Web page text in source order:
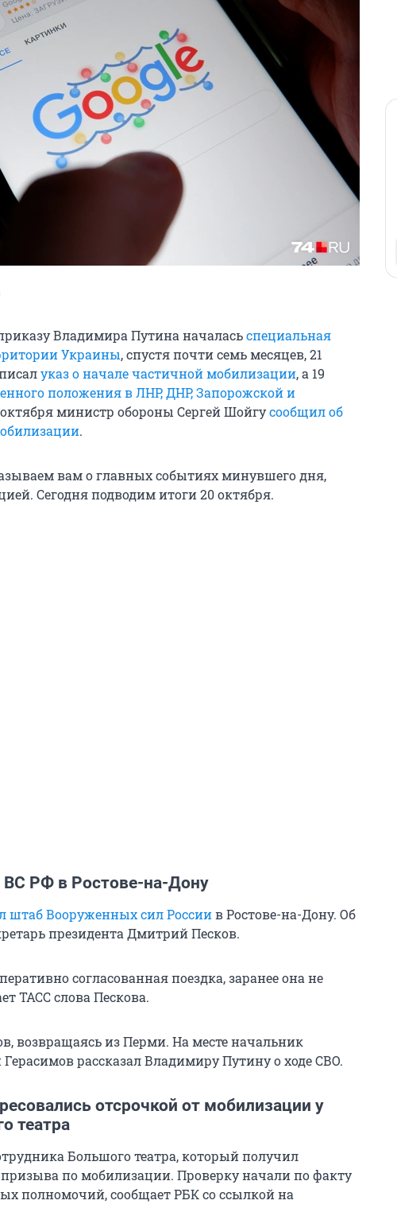
Владимира Путина началасьспециальная
Украины, спустя почти семь месяцев, 21
указ о начале частичной мобилизации, а 19
положения в ЛНР, ДНР, Запорожской и
октября министр обороны Сергей Шойгусообщил об
.
вам о главных событиях минувшего дня,
Сегодня подводим итоги 20 октября.
ВС РФ в Ростове-на-Дону
штаб Вооруженных сил Россиив Ростове-на-Дону. Об
президента Дмитрий Песков.
согласованная поездка, заранее она не
ТАСС слова Пескова.
возвращаясь из Перми. На месте начальник
рассказал Владимиру Путину о ходе СВО.
отсрочкой от мобилизации у
театра
Большого театра, который получил
по мобилизации. Проверку начали по факту
полномочий, сообщает РБК со ссылкой на